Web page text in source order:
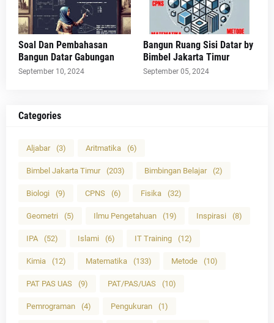
Soal Dan Pembahasan
Bangun Datar Gabungan
September 10, 2024
Bangun Ruang Sisi Datar by
Bimbel Jakarta Timur
September 05, 2024
Categories
Aljabar (3) Aritmatika (6)
Bimbel Jakarta Timur (203) Bimbingan Belajar (2)
Biologi (9) CPNS (6) Fisika (32)
Geometri (5) Ilmu Pengetahuan (19) Inspirasi (8)
IPA (52) Islami (6) IT Training (12)
Kimia (12) Matematika (133) Metode (10)
PAT PAS UAS (9) PAT/PAS/UAS (10)
Pemrograman (4) Pengukuran (1)